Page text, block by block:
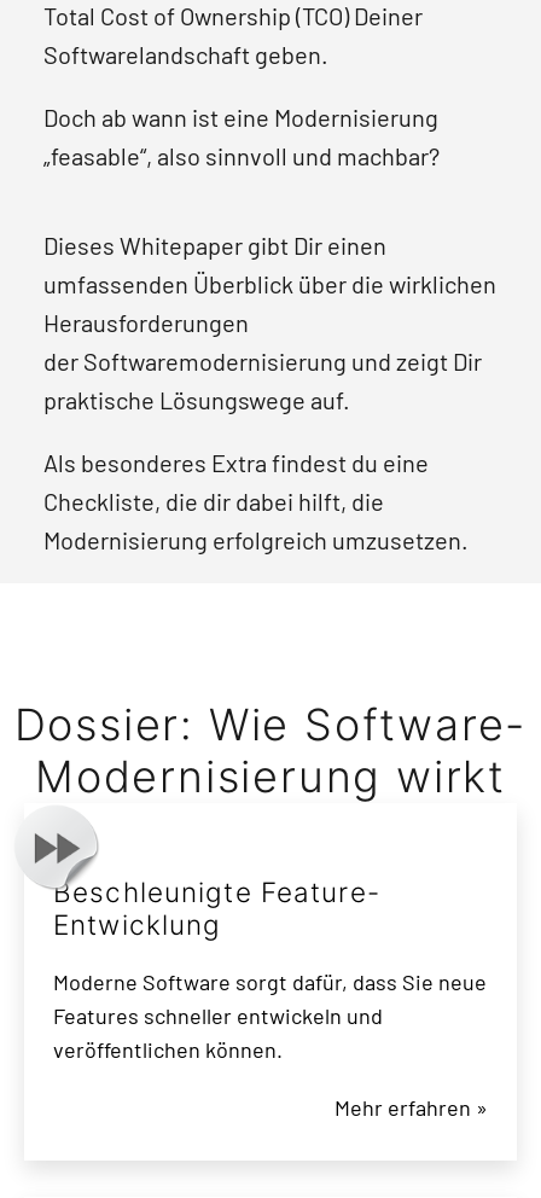
Total Cost of Ownership (TCO) Deiner
Softwarelandschaft geben.
Doch ab wann ist eine Modernisierung
„feasable“, also sinnvoll und machbar?
Dieses Whitepaper gibt Dir einen
umfassenden Überblick über die wirklichen
Herausforderungen
der Softwaremodernisierung und zeigt Dir
praktische Lösungswege auf.
Als besonderes Extra findest du eine
Checkliste, die dir dabei hilft, die
Modernisierung erfolgreich umzusetzen.
Dossier: Wie Software-
Modernisierung wirkt
Beschleunigte Feature-
Entwicklung
Moderne Software sorgt dafür, dass Sie neue
Features schneller entwickeln und
veröffentlichen können.
Mehr erfahren »